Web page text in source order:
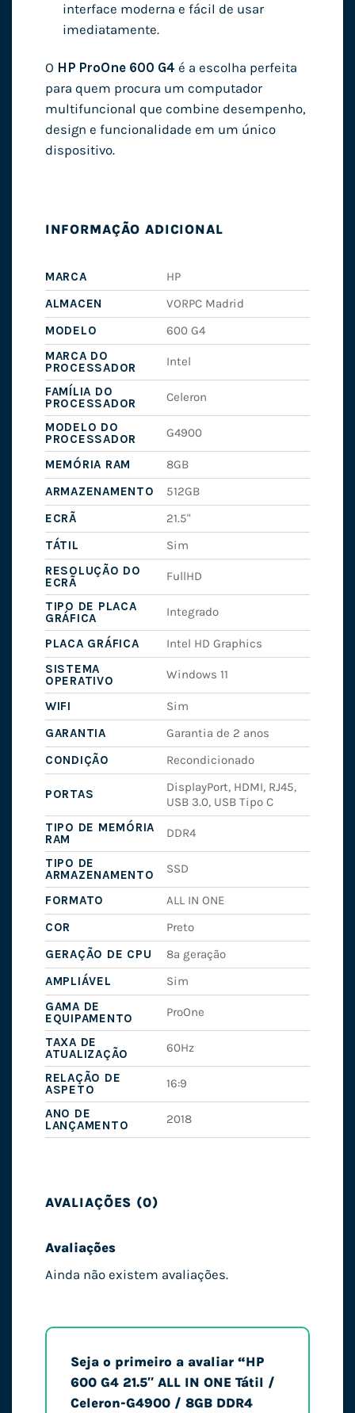
interface moderna e fácil de usar
imediatamente.
O HP ProOne 600 G4 é a escolha perfeita
para quem procura um computador
multifuncional que combine desempenho,
design e funcionalidade em um único
dispositivo.
INFORMAÇÃO ADICIONAL
MARCA
HP
ALMACEN
VORPC Madrid
MODELO
600 G4
MARCA DO
PROCESSADOR
Intel
FAMÍLIA DO
PROCESSADOR
Celeron
MODELO DO
PROCESSADOR
G4900
MEMÓRIA RAM
8GB
ARMAZENAMENTO
512GB
ECRÃ
21.5"
TÁTIL
Sim
RESOLUÇÃO DO
ECRÃ
FullHD
TIPO DE PLACA
GRÁFICA
Integrado
PLACA GRÁFICA
Intel HD Graphics
SISTEMA
OPERATIVO
Windows 11
WIFI
Sim
GARANTIA
Garantia de 2 anos
CONDIÇÃO
Recondicionado
PORTAS
DisplayPort, HDMI, RJ45,
USB 3.0, USB Tipo C
TIPO DE MEMÓRIA
RAM
DDR4
TIPO DE
ARMAZENAMENTO
SSD
FORMATO
ALL IN ONE
COR
Preto
GERAÇÃO DE CPU
8ª geração
AMPLIÁVEL
Sim
GAMA DE
EQUIPAMENTO
ProOne
TAXA DE
ATUALIZAÇÃO
60Hz
RELAÇÃO DE
ASPETO
16:9
ANO DE
LANÇAMENTO
2018
AVALIAÇÕES (0)
Avaliações
Ainda não existem avaliações.
Seja o primeiro a avaliar “HP
600 G4 21.5″ ALL IN ONE Tátil /
Celeron-G4900 / 8GB DDR4